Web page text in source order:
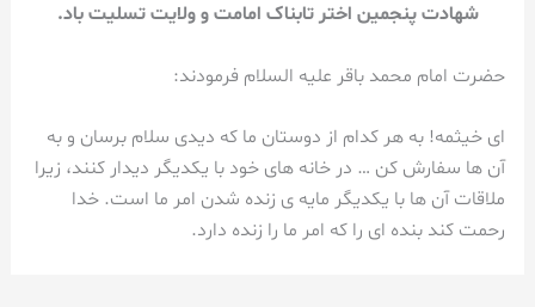
شهادت پنجمین اختر تابناک امامت و ولایت تسلیت باد.
حضرت امام محمد باقر علیه السلام فرمودند:
ای خیثمه! به هر کدام از دوستان ما که دیدی سلام برسان و به
آن ها سفارش کن … در خانه های خود با یکدیگر دیدار کنند، زیرا
ملاقات آن ها با یکدیگر مایه ی زنده شدن امر ما است. خدا
رحمت کند بنده ای را که امر ما را زنده دارد.